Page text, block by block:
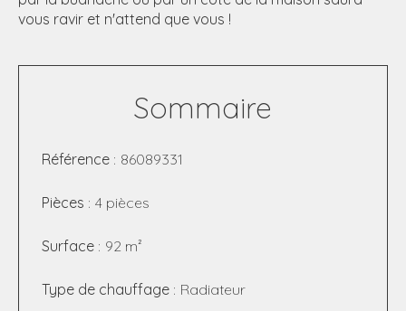
vous ravir et n'attend que vous !
Sommaire
Référence 86089331
Pièces 4 pièces
Surface 92 m²
Type de chauffage Radiateur